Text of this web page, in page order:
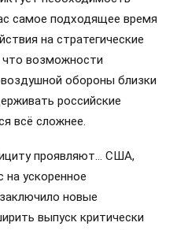
самое подходящее время
на стратегические
возможности
обороны близки
российские
всё сложнее.
проявляют… США,
на ускоренное
новые
выпуск критически